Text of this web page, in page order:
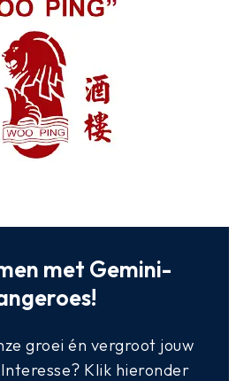
met Gemini-
groei én vergroot jouw
Klik hieronder